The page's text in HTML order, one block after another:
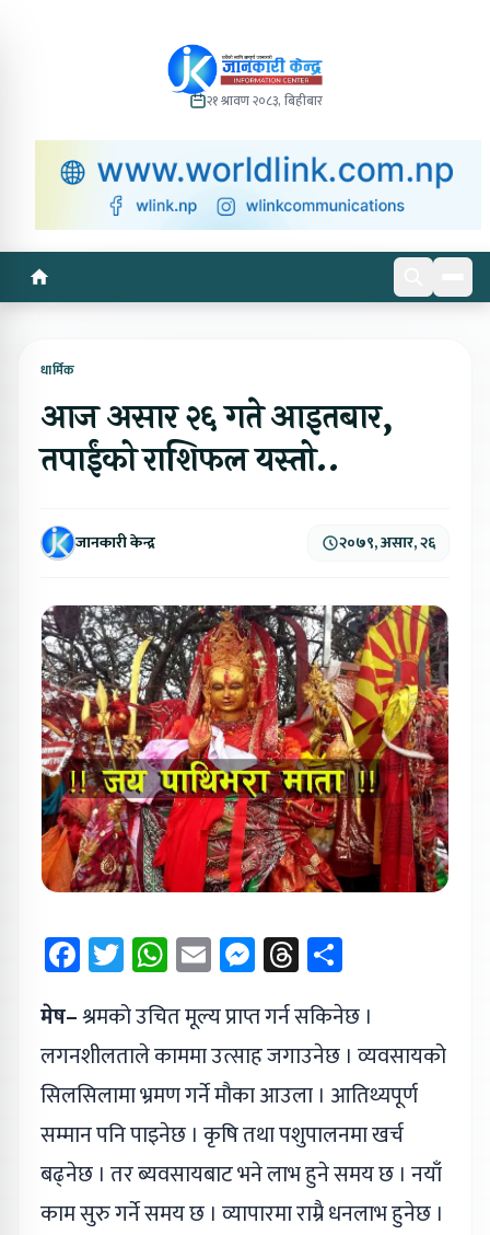
२१ श्रावण २०८३, बिहीबार
धार्मिक
आज असार २६ गते आइतबार,
तपाईंको राशिफल यस्तो..
जानकारी केन्द्र २०७९, असार, २६
Facebook
Twitter
WhatsApp
EmailMessenger
Threads
मेष–श्रमको उचित मूल्य प्राप्त गर्न सकिनेछ ।
लगनशीलताले काममा उत्साह जगाउनेछ । व्यवसायको
सिलसिलामा भ्रमण गर्ने मौका आउला । आतिथ्यपूर्ण
सम्मान पनि पाइनेछ । कृषि तथा पशुपालनमा खर्च
बढ्नेछ । तर ब्यवसायबाट भने लाभ हुने समय छ । नयाँ
काम सुरु गर्ने समय छ । व्यापारमा राम्रै धनलाभ हुनेछ ।